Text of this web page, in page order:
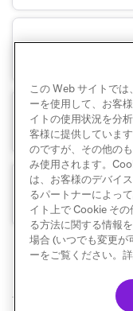
コンテキス
キーと値の
この Web サイトで
ーを使用して、お客
イトの使用状況を分
客様に提供していま
のですが、その他の
み使用されます。
は、お客様のデバイ
るパートナーによっ
イト上で Cookie そ
る方法に関する情報
場合 (いつでも変更が
ーをご覧ください。